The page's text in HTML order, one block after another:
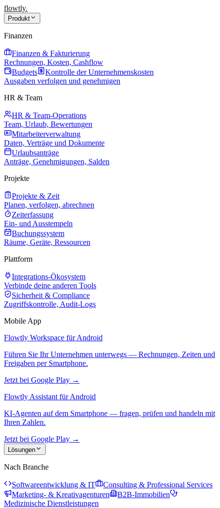
flowtly.
Produkt
Finanzen
Finanzen & Fakturierung
Rechnungen, Kosten, Cashflow
Budgets
Kontrolle der Unternehmenskosten
Ausgaben verfolgen und genehmigen
HR & Team
HR & Team-Operations
Team, Urlaub, Bewertungen
Mitarbeiterverwaltung
Daten, Verträge und Dokumente
Urlaubsanträge
Anträge, Genehmigungen, Salden
Projekte
Projekte & Zeit
Planen, verfolgen, abrechnen
Zeiterfassung
Ein- und Ausstempeln
Buchungssystem
Räume, Geräte, Ressourcen
Plattform
Integrations-Ökosystem
Verbinde deine anderen Tools
Sicherheit & Compliance
Zugriffskontrolle, Audit-Logs
Mobile App
Flowtly Workspace für Android
Führen Sie Ihr Unternehmen unterwegs — Rechnungen, Zeiten und
Freigaben per Smartphone.
Jetzt bei Google Play →
Flowtly Assistant für Android
KI-Agenten auf dem Smartphone — fragen, prüfen und handeln mit
Ihren Zahlen.
Jetzt bei Google Play →
Lösungen
Nach Branche
Softwareentwicklung & IT
Consulting & Professional Services
Marketing- & Kreativagenturen
B2B-Immobilien
Medizinische Dienstleistungen